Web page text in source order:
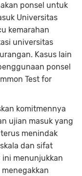
ponsel untuk
Universitas
kemarahan
universitas
Kasus lain
ponsel
Test for
komitmennya
ujian masuk yang
menindak
dan sifat
ini menunjukkan